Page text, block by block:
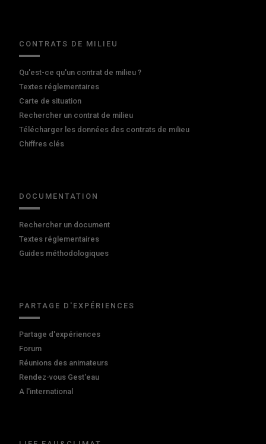
CONTRATS DE MILIEU
Qu'est-ce qu'un contrat de milieu ?
Textes réglementaires
Carte de situation
Rechercher un contrat de milieu
Télécharger les données des contrats de milieu
Chiffres clés
DOCUMENTATION
Rechercher un document
Textes réglementaires
Guides méthodologiques
PARTAGE D'EXPÉRIENCES
Partage d'expériences
Forum
Réunions des animateurs
Rendez-vous Gest'eau
A l'international